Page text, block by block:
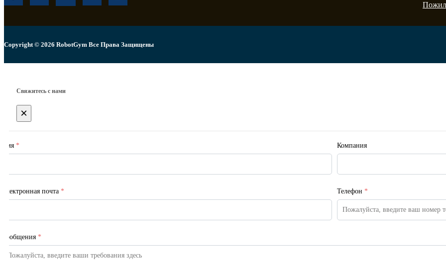
Copyright © 2026 RobotGym Все Права Защищены
Свяжитесь с нами
×
Имя * Компания
Электронная почта * Телефон *
Сообщения *